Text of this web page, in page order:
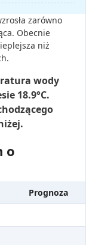
zarówno
Obecnie
niż
wody
18.9°C.
o
Prognoza